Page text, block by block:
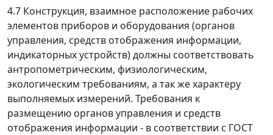
4.7 Конструкция, взаимное расположение рабочих
элементов приборов и оборудования (органов
управления, средств отображения информации,
индикаторных устройств) должны соответствовать
антропометрическим, физиологическим,
экологическим требованиям, а так же характеру
выполняемых измерений. Требования к
размещению органов управления и средств
отображения информации - в соответствии с ГОСТ